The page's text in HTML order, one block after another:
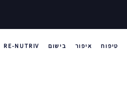
טיפוח איפור בישום RE-NUTRIV